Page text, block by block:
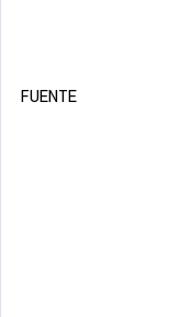
FUENTE